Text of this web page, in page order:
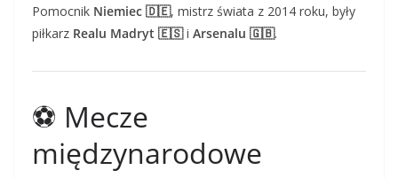
Pomocnik Niemiec 🇩🇪, mistrz świata z 2014 roku, były
piłkarz Realu Madryt 🇪🇸i Arsenalu 🇬🇧.
⚽ Mecze
międzynarodowe